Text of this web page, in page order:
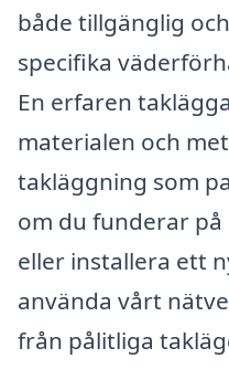
både tillgänglig
specifika
En erfaren
materialen och
takläggning som
om du funderar
eller installera ett
använda vårt
från pålitliga